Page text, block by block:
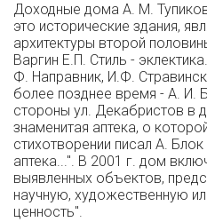
Доходные дома А. М.
это исторические здания,
архитектуры второй
Варгин Е.П. Стиль -
Ф. Направник, И.Ф.
более позднее время - А. И.
стороны ул. Декабристов в
знаменитая аптека, о
стихотворении писал А.
аптека...". В 2001 г. дом
выявленных объектов,
научную, художественную
ценность".